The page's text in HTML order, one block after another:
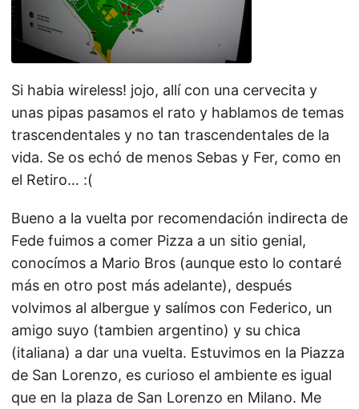
Si habia wireless! jojo, allí con una cervecita y
unas pipas pasamos el rato y hablamos de temas
trascendentales y no tan trascendentales de la
vida. Se os echó de menos Sebas y Fer, como en
el Retiro… :(
Bueno a la vuelta por recomendación indirecta de
Fede fuimos a comer Pizza a un sitio genial,
conocímos a Mario Bros (aunque esto lo contaré
más en otro post más adelante), después
volvimos al albergue y salímos con Federico, un
amigo suyo (tambien argentino) y su chica
(italiana) a dar una vuelta. Estuvimos en la Piazza
de San Lorenzo, es curioso el ambiente es igual
que en la plaza de San Lorenzo en Milano. Me